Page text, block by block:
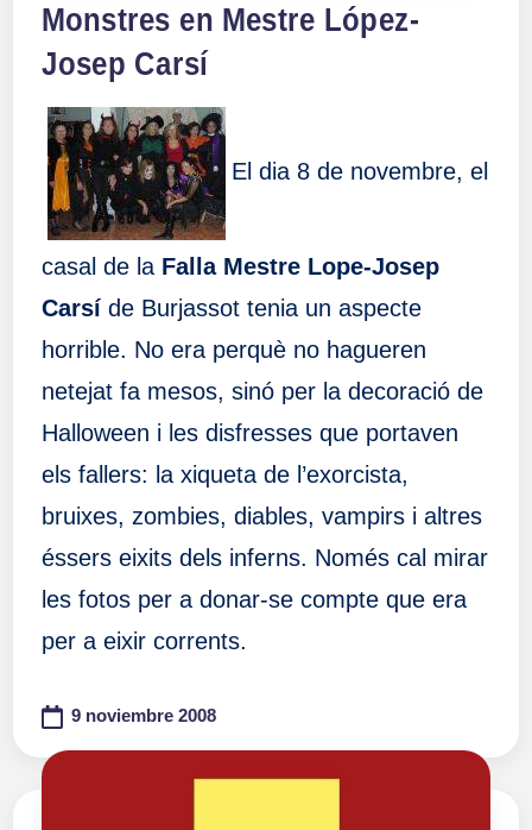
Monstres en Mestre López-
Josep Carsí
El dia 8 de novembre, el
casal de la Falla Mestre Lope-Josep
Carsíde Burjassot tenia un aspecte
horrible. No era perquè no hagueren
netejat fa mesos, sinó per la decoració de
Halloween i les disfresses que portaven
els fallers: la xiqueta de l’exorcista,
bruixes, zombies, diables, vampirs i altres
éssers eixits dels inferns. Només cal mirar
les fotos per a donar-se compte que era
per a eixir corrents.
9 noviembre 2008